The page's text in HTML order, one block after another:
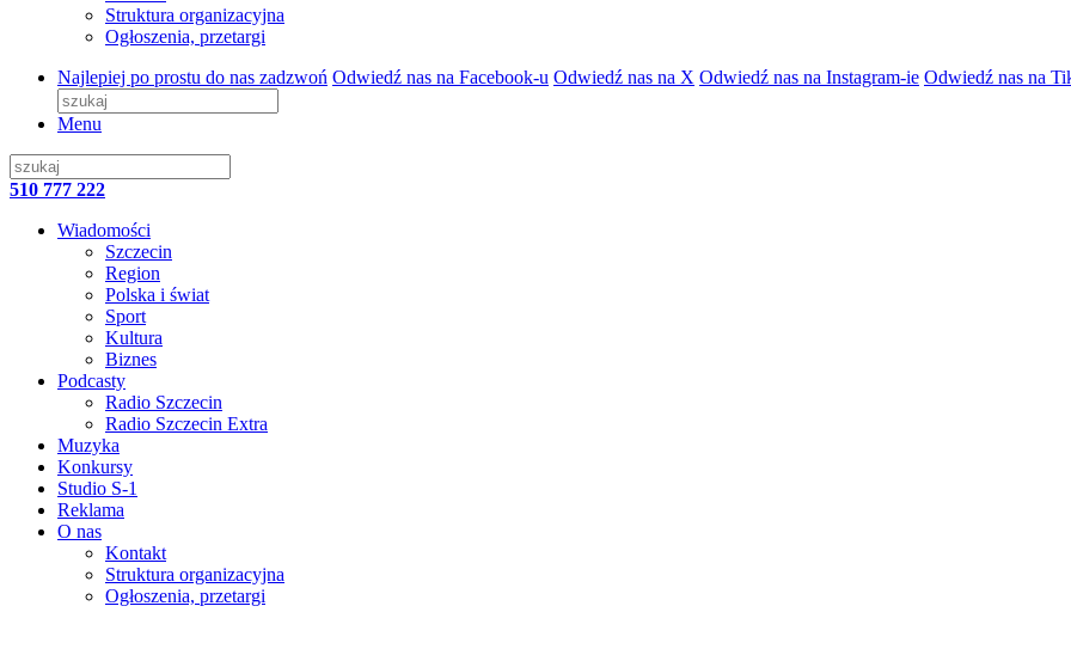
Struktura organizacyjna
Ogłoszenia, przetargi
Najlepiej po prostu do nas zadzwoń Odwiedź nas na Facebook-u Odwiedź nas na X Odwiedź nas na Instagram-ie Odwiedź nas na
Menu
510 777 222
Wiadomości
Szczecin
Region
Polska i świat
Sport
Kultura
Biznes
Podcasty
Radio Szczecin
Radio Szczecin Extra
Muzyka
Konkursy
Studio S-1
Reklama
O nas
Kontakt
Struktura organizacyjna
Ogłoszenia, przetargi